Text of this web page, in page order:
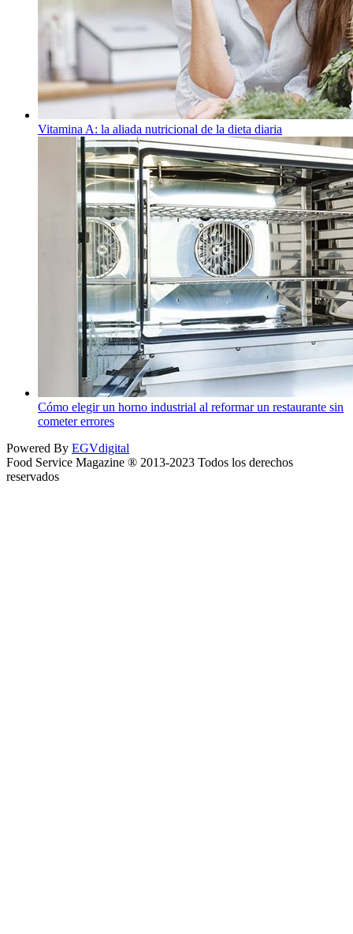
Vitamina A: la aliada nutricional de la dieta diaria
Cómo elegir un horno industrial al reformar un restaurante sin
cometer errores
Powered By EGVdigital
Food Service Magazine ® 2013-2023 Todos los derechos
reservados